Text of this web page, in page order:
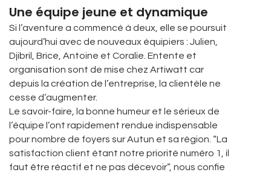
Une équipe jeune et dynamique
Si l’aventure a commencé à deux, elle se poursuit
aujourd’hui avec de nouveaux équipiers : Julien,
Djibril, Brice, Antoine et Coralie. Entente et
organisation sont de mise chez Artiwatt car
depuis la création de l’entreprise, la clientèle ne
cesse d’augmenter.
Le savoir-faire, la bonne humeur et le sérieux de
l’équipe l’ont rapidement rendue indispensable
pour nombre de foyers sur Autun et sa région. “La
satisfaction client étant notre priorité numéro 1, il
faut être réactif et ne pas décevoir”, nous confie